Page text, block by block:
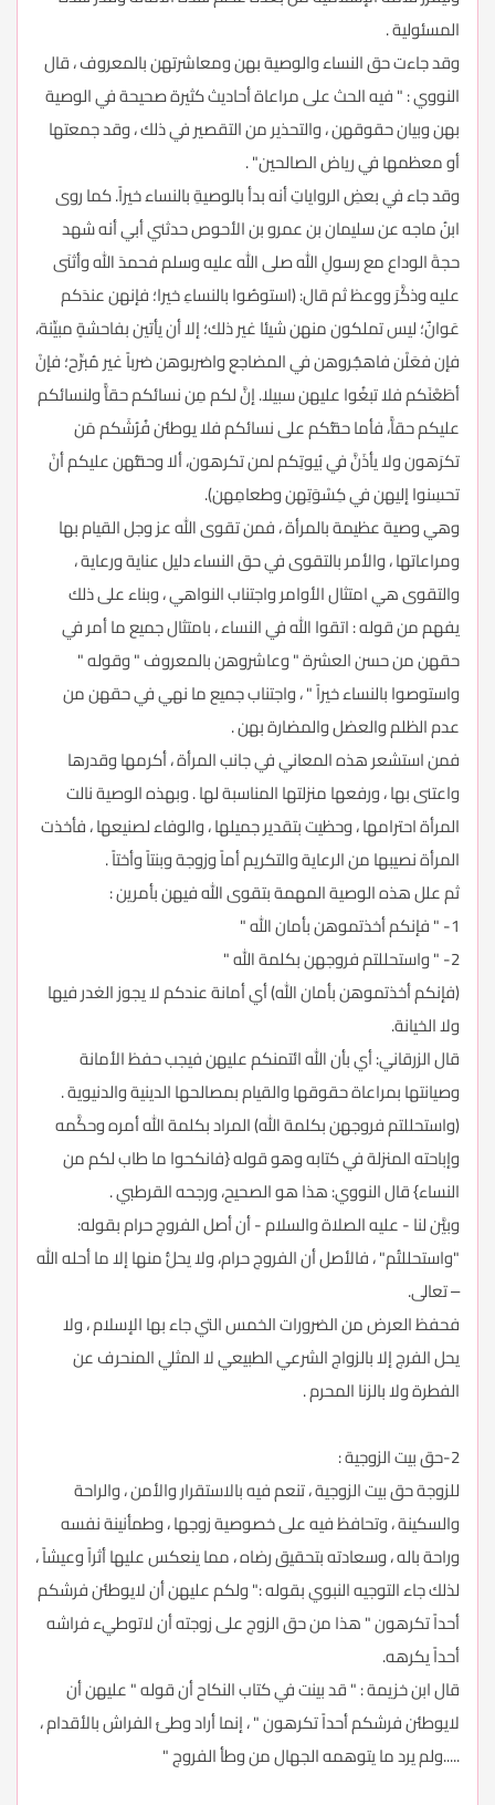
المسئولية .
وقد جاءت حق النساء والوصية بهن ومعاشرتهن بالمعروف ، قال
النووي : " فيه الحث على مراعاة أحاديث كثيرة صحيحة في الوصية
بهن وبيان حقوقهن ، والتحذير من التقصير في ذلك ، وقد جمعتها
أو معظمها في رياض الصالحين" .
وقد جاء في بعضِ الرواياتِ أنه بدأ بالوصيةِ بالنساء خيراً. كما روى
ابنُ ماجه عن سليمان بن عمرو بن الأحوص حدثني أبي أنه شهد
حجةَ الوداع مع رسولِ الله صلى الله عليه وسلم فحمدَ الله وأثنَى
عليه وذكَّرَ ووعظ ثم قال: (استوصُوا بالنساءِ خيرا؛ فإنهن عندَكم
عَوانٌ؛ ليس تملكون منهن شيئا غير ذلك؛ إلا أن يأتين بفاحشةٍ مبيِّنة،
فإن فعَلْن فاهجُروهن في المضاجعِ واضربوهن ضرباً غير مُبرِّح؛ فإنْ
أطَعْنَكم فلا تبغُوا عليهن سبيلا. إنَّ لكم مِن نسائكم حقاًّ ولنسائكم
عليكم حقاًّ، فأما حقُّكم على نسائكم فلا يوطئن فُرُشَكم مَن
تكرَهون ولا يأذَنَّ في بُيوتِكم لمن تكرهون، ألا وحقُّهن عليكم أنْ
تحسِنوا إليهن في كِسْوَتِهن وطعامِهن).
وهي وصية عظيمة بالمرأة ، فمن تقوى الله عز وجل القيام بها
ومراعاتها ، والأمر بالتقوى في حق النساء دليل عناية ورعاية ،
والتقوى هي امتثال الأوامر واجتناب النواهي ، وبناء على ذلك
يفهم من قوله : اتقوا الله في النساء ، بامتثال جميع ما أمر في
حقهن من حسن العشرة " وعاشروهن بالمعروف " وقوله "
واستوصوا بالنساء خيراً " ، واجتناب جميع ما نهي في حقهن من
عدم الظلم والعضل والمضارة بهن .
فمن استشعر هذه المعاني في جانب المرأة ، أكرمها وقدرها
واعتنى بها ، ورفعها منزلتها المناسبة لها . وبهذه الوصية نالت
المرأة احترامها ، وحظيت بتقدير جميلها ، والوفاء لصنيعها ، فأخذت
المرأة نصيبها من الرعاية والتكريم أماً وزوجة وبنتاً وأختاً .
ثم علل هذه الوصية المهمة بتقوى الله فيهن بأمرين :
1- " فإنكم أخذتموهن بأمان الله "
2- " واستحللتم فروجهن بكلمة الله "
(فإنكم أخذتموهن بأمان الله) أي أمانة عندكم لا يجوز الغدر فيها
ولا الخيانة.
قال الزرقاني: أي بأن الله ائتمنكم عليهن فيجب حفظ الأمانة
وصيانتها بمراعاة حقوقها والقيام بمصالحها الدينية والدنيوية .
(واستحللتم فروجهن بكلمة الله) المراد بكلمة الله أمره وحكَّمه
وإباحته المنزلة في كتابه وهو قوله {فانكحوا ما طاب لكم من
النساء} قال النووي: هذا هو الصحيح، ورجحه القرطبي .
وبيَّن لنا - عليه الصلاة والسلام - أن أصل الفروج حرام بقوله:
"واستحللتُم" ، فالأصل أن الفروج حرام، ولا يحلُّ منها إلا ما أحله الله
– تعالى.
فحفظ العرض من الضرورات الخمس التي جاء بها الإسلام ، ولا
يحل الفرج إلا بالزواج الشرعي الطبيعي لا المثلي المنحرف عن
الفطرة ولا بالزنا المحرم .
2-حق بيت الزوجية :
للزوجة حق بيت الزوجية ، تنعم فيه بالاستقرار والأمن ، والراحة
والسكينة ، وتحافظ فيه على خصوصية زوجها ، وطمأنينة نفسه
وراحة باله ، وسعادته بتحقيق رضاه ، مما ينعكس عليها أثراً وعيشاً ،
لذلك جاء التوجيه النبوي بقوله :" ولكم عليهن أن لايوطئن فرشكم
أحداً تكرهون " هذا من حق الزوج على زوجته أن لاتوطيء فراشه
أحداً يكرهه.
قال ابن خزيمة : " قد بينت في كتاب النكاح أن قوله " عليهن أن
لايوطئن فرشكم أحداً تكرهون " ، إنما أراد وطئ الفراش بالأقدام ،
.....ولم يرد ما يتوهمه الجهال من وطأ الفروج "